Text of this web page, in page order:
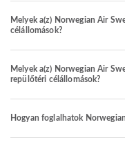
Melyek a(z) Norwegian Air
célállomások?
Melyek a(z) Norwegian Air
repülőtéri célállomások?
Hogyan foglalhatok